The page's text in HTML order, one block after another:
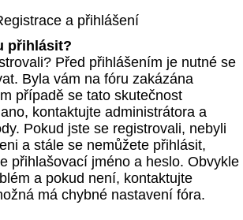
a přihlášení
přihlásit?
Před přihlášením je nutné se
Byla vám na fóru zakázána
případě se tato skutečnost
kontaktujte administrátora a
Pokud jste se registrovali, nebyli
a stále se nemůžete přihlásit,
přihlašovací jméno a heslo. Obvykle
a pokud není, kontaktujte
má chybné nastavení fóra.